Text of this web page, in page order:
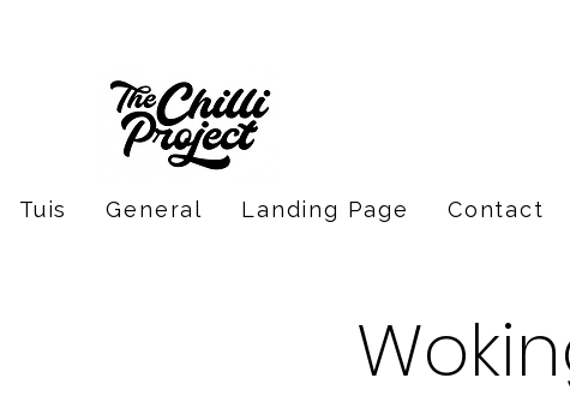
Tuis General Landing Page Contact